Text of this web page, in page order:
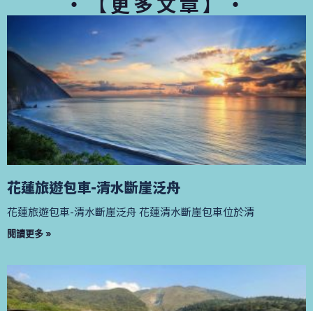
花蓮旅遊包車-清水斷崖泛舟
花蓮旅遊包車-清水斷崖泛舟 花蓮清水斷崖包車位於清
閱讀更多 »